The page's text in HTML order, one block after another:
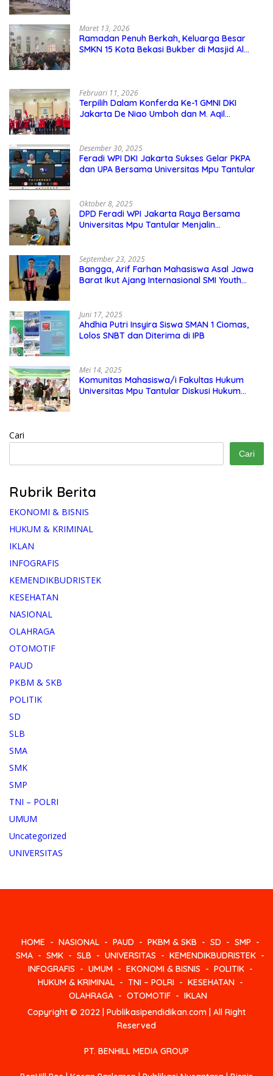
Maret 13, 2026
Ramadan Penuh Berkah, Keluarga Besar
SMKN 15 Kota Bekasi Bukber di Masjid Al
Februari 11, 2026
Terpilih Dalam Konferda Ke-1 GMNI DKI
Jakarta De Niao Umboh dan M. Aqil
Desember 30, 2025
Feradi WPI DKI Jakarta Sukses Gelar PKPA
dan UPA Bersama Universitas Mpu Tantular
Oktober 8, 2025
DPD Feradi WPI Jakarta Raya Bersama
Universitas Mpu Tantular Menjalin
September 23, 2025
Bangga, Arif Farhan Mahasiswa Asal Jawa
Barat Ikut Ajang Internasional SMI Youth
Juni 17, 2025
Ahdhia Putri Insyira Siswa SMAN 1 Ciomas,
Lolos SNBT dan Diterima di IPB
Mei 14, 2025
Komunitas Mahasiswa/i Fakultas Hukum
Universitas Mpu Tantular Diskusi Hukum
Cari
Cari
Rubrik Berita
EKONOMI & BISNIS
HUKUM & KRIMINAL
IKLAN
INFOGRAFIS
KEMENDIKBUDRISTEK
KESEHATAN
NASIONAL
OLAHRAGA
OTOMOTIF
PAUD
PKBM & SKB
POLITIK
SD
SLB
SMA
SMK
SMP
TNI – POLRI
UMUM
Uncategorized
UNIVERSITAS
HOME NASIONAL PAUD PKBM & SKB SD
SMP
SMA
SMK SLB UNIVERSITAS
KEMENDIKBUDRISTEK
INFOGRAFIS
UMUM EKONOMI & BISNIS
POLITIK
HUKUM & KRIMINAL
TNI – POLRI
KESEHATAN
OLAHRAGA
OTOMOTIF
IKLAN
Copyright © 2022 | Publikasipendidikan.com | All Right
Reserved
PT. BENHILL MEDIA GROUP